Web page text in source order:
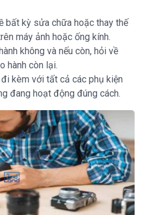
bất kỳ sửa chữa hoặc thay thế
máy ảnh hoặc ống kính.
không và nếu còn, hỏi về
hành còn lại.
kèm với tất cả các phụ kiện
đang hoạt động đúng cách.